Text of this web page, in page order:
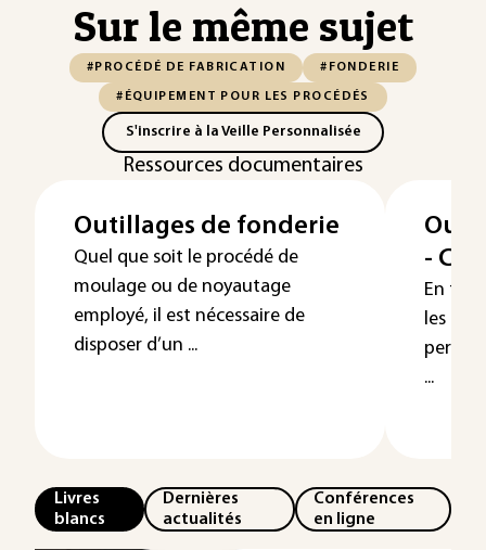
Sur le même sujet
#PROCÉDÉ DE FABRICATION #FONDERIE
#ÉQUIPEMENT POUR LES PROCÉDÉS
S'inscrire à la Veille Personnalisée
Ressources documentaires
Outillages de fonderie
Quel que soit le procédé de
moulage ou de noyautage
employé, il est nécessaire de
disposer d’un ...
-
En
les
...
Livres
blancs
Dernières
actualités
Conférences
en ligne